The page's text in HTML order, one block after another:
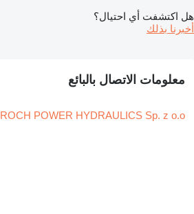
هل اكتشفت أي احتيال؟
أخبرنا بذلك
معلومات الاتصال بالبائع
ROCH POWER HYDRAULICS Sp. z o.o.